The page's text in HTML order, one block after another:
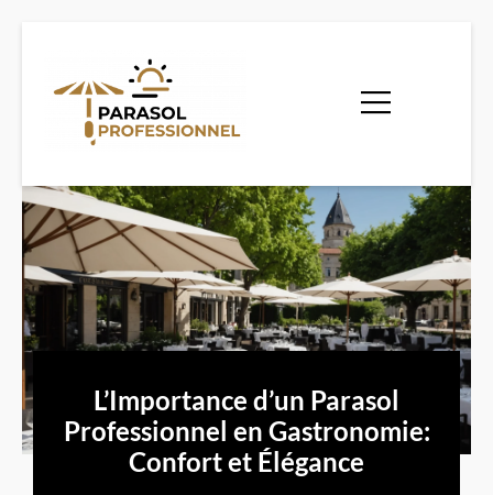
L’Importance d’un Parasol
Professionnel en Gastronomie:
Confort et Élégance